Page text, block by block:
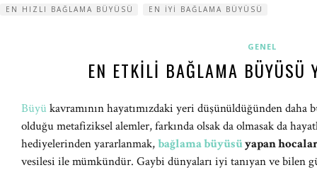
EN HIZLI BAĞLAMA BÜYÜSÜ
EN IYI BAĞLAMA BÜYÜSÜ
GENEL
EN ETKILI BAĞLAMA BÜYÜSÜ
Büyü kavramının hayatımızdaki yeri düşünüldüğünden
olduğu metafiziksel alemler, farkında olsak da olmasak da
hediyelerinden yararlanmak,bağlama büyüsüyapan
vesilesi ile mümkündür. Gaybi dünyaları iyi tanıyan ve bilen